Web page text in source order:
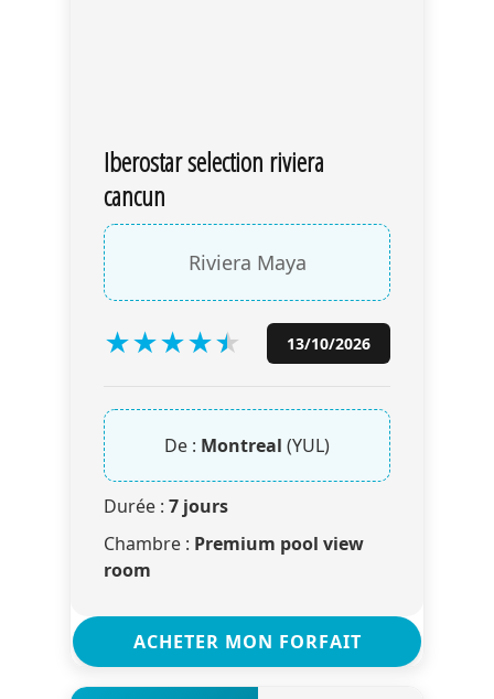
Iberostar selection riviera
cancun
Riviera Maya
★★★★★
★ 13/10/2026
De : Montreal (YUL)
Durée : 7 jours
Chambre : Premium pool view
room
ACHETER MON FORFAIT